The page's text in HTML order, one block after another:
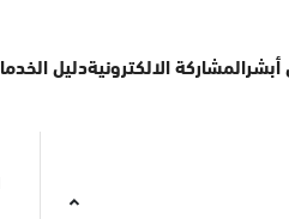
المشاركة الالكترونيةدليل